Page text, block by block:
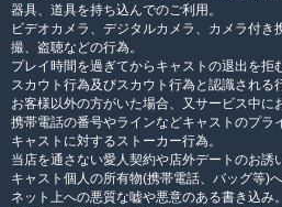
器具、道具を持ち込んでのご利用。
ビデオカメラ、デジタルカメラ、カメラ付き
撮、盗聴などの行為。
プレイ時間を過ぎてからキャストの退出を拒
スカウト行為及びスカウト行為と認識される
お客様以外の方がいた場合、又サービス中に
携帯電話の番号やラインなどキャストのプラ
キャストに対するストーカー行為。
当店を通さない愛人契約や店外デートのお誘
キャスト個人の所有物(携帯電話、バッグ等)へ
ネット上への悪質な嘘や悪意のある書き込み。